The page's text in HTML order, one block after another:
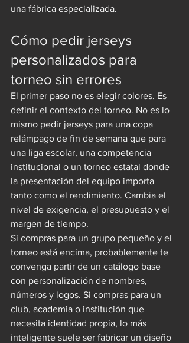
una fábrica especializada.
Cómo pedir jerseys
personalizados para
torneo sin errores
El primer paso no es elegir colores. Es
definir el contexto del torneo. No es lo
mismo pedir jerseys para una copa
relámpago de fin de semana que para
una liga escolar, una competencia
institucional o un torneo estatal donde
la presentación del equipo importa
tanto como el rendimiento. Cambia el
nivel de exigencia, el presupuesto y el
margen de tiempo.
Si compras para un grupo pequeño y el
torneo está encima, probablemente te
convenga partir de un catálogo base
con personalización de nombres,
números y logos. Si compras para un
club, academia o institución que
necesita identidad propia, lo más
inteligente suele ser fabricar un diseño